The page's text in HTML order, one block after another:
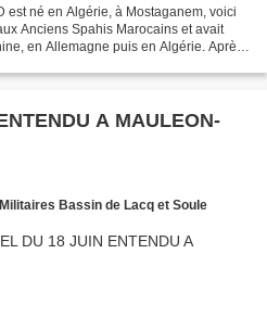
est né en Algérie, à Mostaganem, voici
Anciens Spahis Marocains et avait
en Allemagne puis en Algérie. Après
A MAULEON-
Bassin de Lacq et Soule